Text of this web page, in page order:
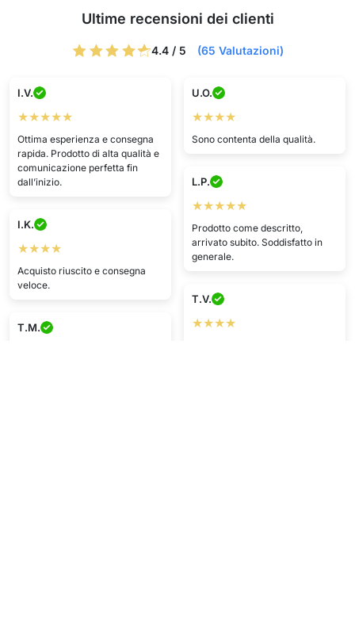
Ultime recensioni dei clienti
4.4 / 5 (65 Valutazioni)
I.V.
★★★★★
Ottima esperienza e consegna
rapida. Prodotto di alta qualità e
comunicazione perfetta fin
dall’inizio.
U.O.
★★★★
Sono contenta della qualità.
L.P.
★★★★★
Prodotto come descritto,
arrivato subito. Soddisfatto in
generale.
I.K.
★★★★
Acquisto riuscito e consegna
veloce.
T.V.
★★★★
T.M.